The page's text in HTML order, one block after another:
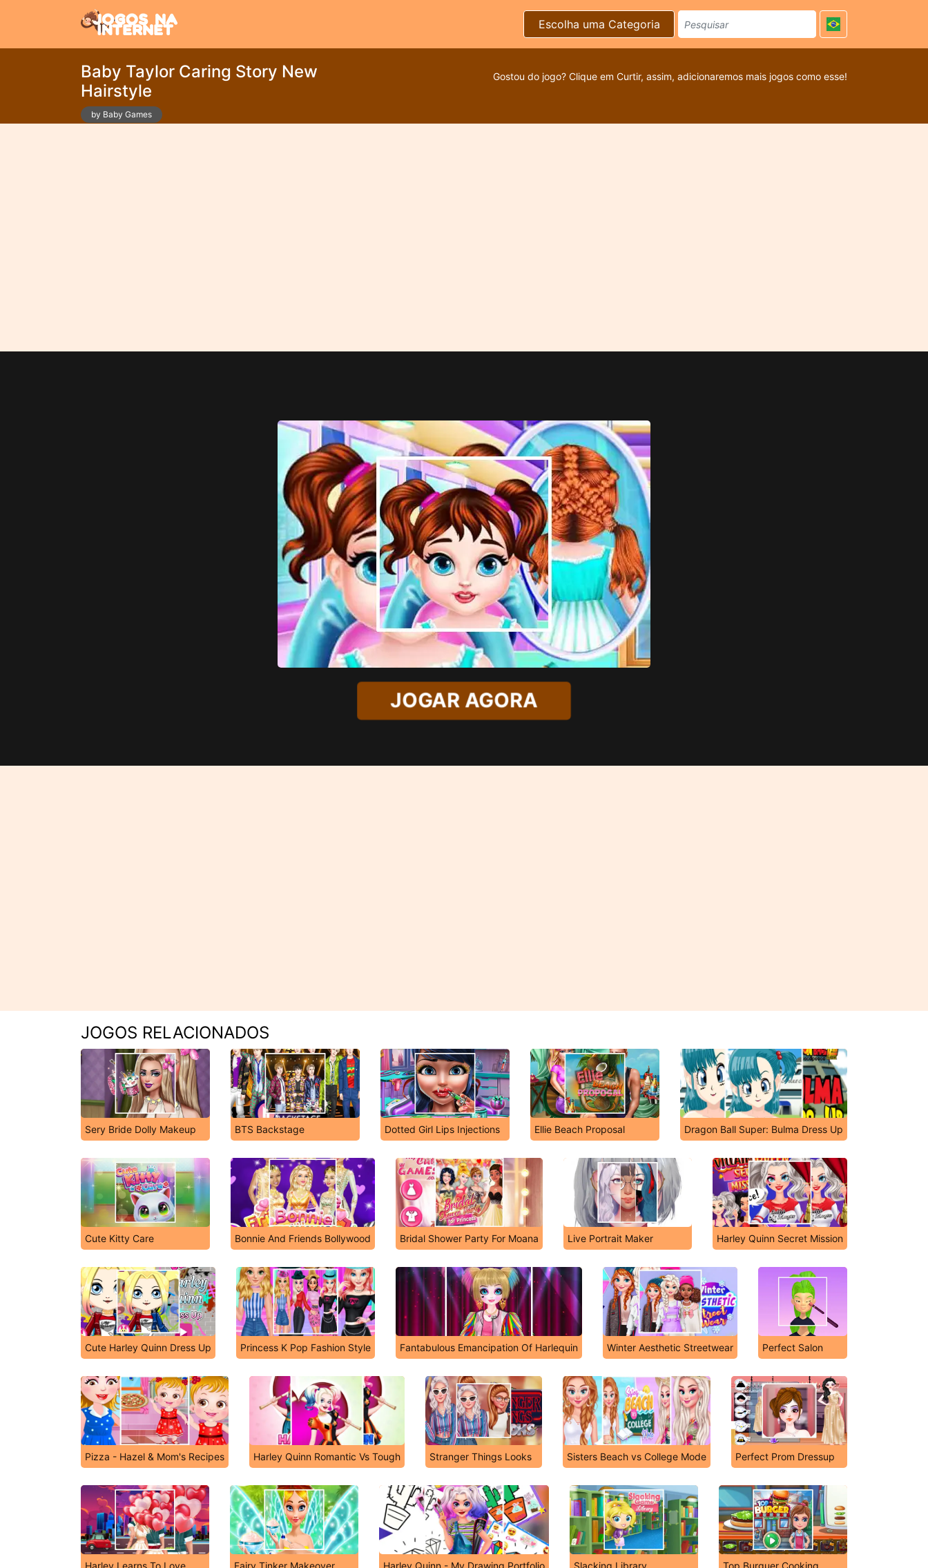
Escolha uma Categoria
Baby Taylor Caring Story New
Hairstyle
by Baby Games
Gostou do jogo? Clique em Curtir, assim, adicionaremos mais jogos como esse!
JOGAR AGORA
JOGOS RELACIONADOS
Sery Bride Dolly Makeup BTS Backstage Dotted Girl Lips Injections Ellie Beach Proposal Dragon Ball Super: Bulma Dress Up
Cute Kitty Care Bonnie And Friends Bollywood Bridal Shower Party For Moana Live Portrait Maker Harley Quinn Secret Mission
Cute Harley Quinn Dress Up Princess K Pop Fashion Style Fantabulous Emancipation Of Harlequin Winter Aesthetic Streetwear Perfect Salon
Pizza - Hazel & Mom's Recipes Harley Quinn Romantic Vs Tough Stranger Things Looks Sisters Beach vs College Mode Perfect Prom Dressup
Harley Learns To Love Fairy Tinker Makeover Harley Quinn - My Drawing Portfolio Slacking Library Top Burguer Cooking